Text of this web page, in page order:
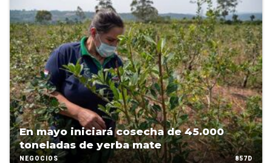
En mayo iniciará cosecha de 45.000
toneladas de yerba mate
NEGOCIOS 857D